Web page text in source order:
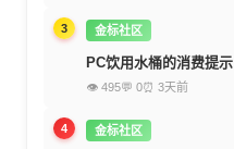
3 金标社区
PC饮用水桶的消费提示
👁 495💬 0⏰ 3天前
4 金标社区